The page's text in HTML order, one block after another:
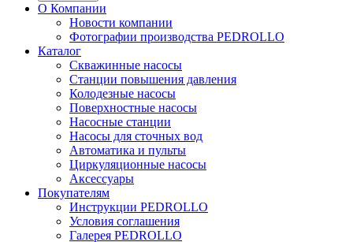
О Компании
Новости компании
Фотографии производства PEDROLLO
Каталог
Скважинные насосы
Станции повышения давления
Колодезные насосы
Поверхностные насосы
Насосные станции
Насосы для сточных вод
Автоматика и пульты
Циркуляционные насосы
Аксессуары
Покупателям
Инструкции PEDROLLO
Условия соглашения
Галерея PEDROLLO